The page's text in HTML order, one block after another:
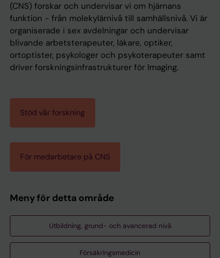
(CNS) forskar och undervisar vi om hjärnans
funktion - från molekylärnivå till samhällsnivå. Vi är
organiserade i sex avdelningar och undervisar
blivande arbetsterapeuter, läkare, optiker,
ortoptister, psykologer och psykoterapeuter samt
driver forskningsinfrastrukturer för Imaging.
Stöd vår forskning
För medarbetare på CNS
Meny för detta område
Utbildning, grund- och avancerad nivå
Försäkringsmedicin